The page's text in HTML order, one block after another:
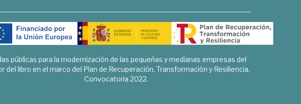
públicas para la modernización de las pequeñas y medianas empresas del
del libro en el marco del Plan de Recuperación, Transformación y Resiliencia.
Convocatoria 2022.